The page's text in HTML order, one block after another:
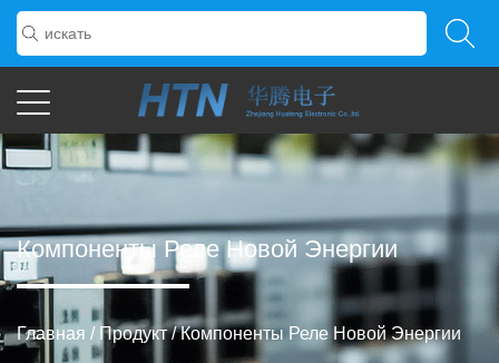
Компоненты Реле Новой Энергии
Главная / Продукт/Компоненты Реле Новой Энергии